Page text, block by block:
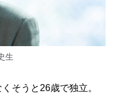
生
そうと26歳で独立。